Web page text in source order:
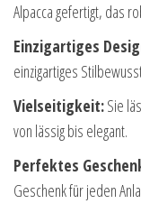
Alpacca gefertigt, das
Einzigartiges
einzigartiges
Vielseitigkeit:Sie
von lässig bis elegant.
Perfektes
Geschenk für jeden